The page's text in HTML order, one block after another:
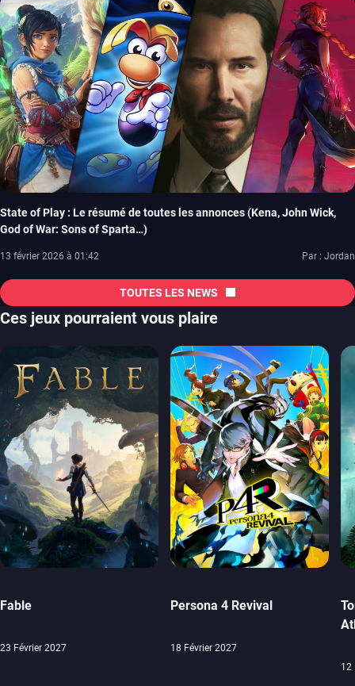
State of Play : Le résumé de toutes les annonces (Kena, John Wick,
God of War: Sons of Sparta…)
13 février 2026 à 01:42 Par : Jordan
TOUTES LES NEWS
Ces jeux pourraient vous plaire
Fable
23 Février 2027
Persona 4 Revival
18 Février 2027
12